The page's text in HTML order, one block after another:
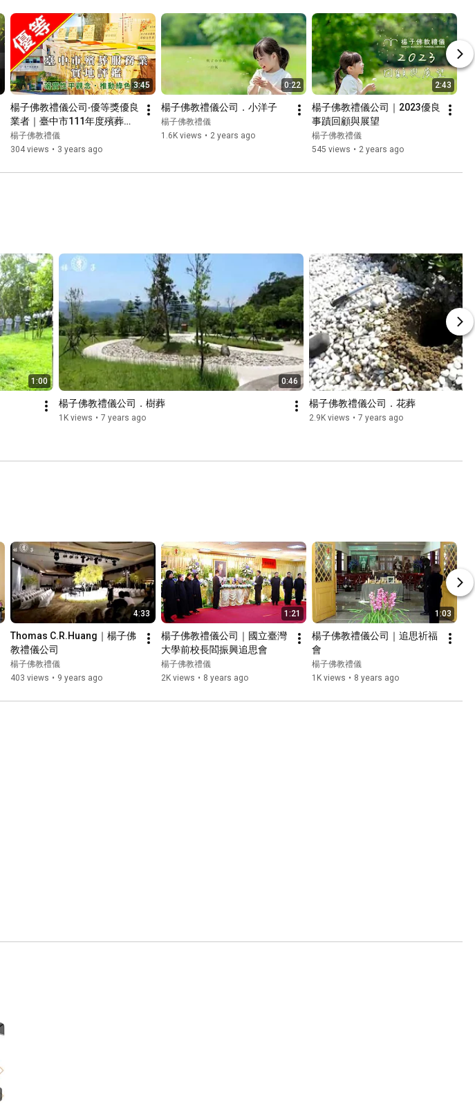
3:45
楊子佛教禮儀公司‧優等獎優良
業者｜臺中市111年度殯葬禮
儀服務業委員實地評鑑紀錄
楊子佛教禮儀
304 views • 3 years ago
0:22
楊子佛教禮儀公司．小洋子
楊子佛教禮儀
1.6K views • 2 years ago
2:43
楊子佛教禮儀公司｜2023優良
事蹟回顧與展望
楊子佛教禮儀
545 views • 2 years ago
1:00 0:46
楊子佛教禮儀公司．樹葬
1K views • 7 years ago
楊子佛教禮儀公司．花葬
2.9K views • 7 years ago
4:33
Thomas C.R.Huang｜楊子佛
教禮儀公司
楊子佛教禮儀
403 views • 9 years ago
1:21
楊子佛教禮儀公司｜國立臺灣
大學前校長閻振興追思會
楊子佛教禮儀
2K views • 8 years ago
1:03
楊子佛教禮儀公司｜追思祈福
會
楊子佛教禮儀
1K views • 8 years ago